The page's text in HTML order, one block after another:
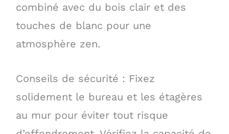
combiné avec du bois clair et des
touches de blanc pour une
atmosphère zen.
Conseils de sécurité : Fixez
solidement le bureau et les étagères
au mur pour éviter tout risque